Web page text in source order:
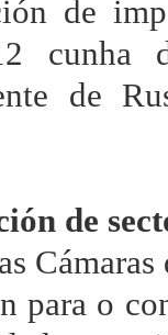
de
cunha
de
de
para o